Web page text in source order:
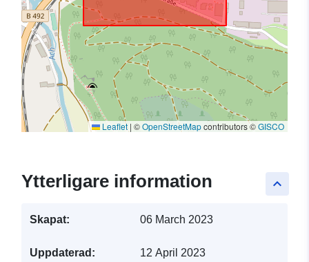
Leaflet | ©OpenStreetMapcontributors ©GISCO
keyboard_arrow_up
Ytterligare information
Skapat: 06 March 2023
Uppdaterad: 12 April 2023